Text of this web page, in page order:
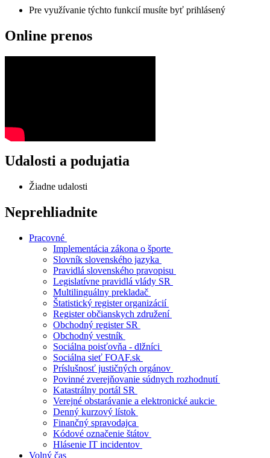
Pre využívanie týchto funkcií musíte byť prihlásený
Online prenos
Udalosti a podujatia
Žiadne udalosti
Neprehliadnite
Pracovné
Implementácia zákona o športe
Slovník slovenského jazyka
Pravidlá slovenského pravopisu
Legislatívne pravidlá vlády SR
Multilinguálny prekladač
Štatistický register organizácií
Register občianskych združení
Obchodný register SR
Obchodný vestník
Sociálna poisťovňa - dlžníci
Sociálna sieť FOAF.sk
Príslušnosť justičných orgánov
Povinné zverejňovanie súdnych rozhodnutí
Katastrálny portál SR
Verejné obstarávanie a elektronické aukcie
Denný kurzový lístok
Finančný spravodajca
Kódové označenie štátov
Hlásenie IT incidentov
Volný čas